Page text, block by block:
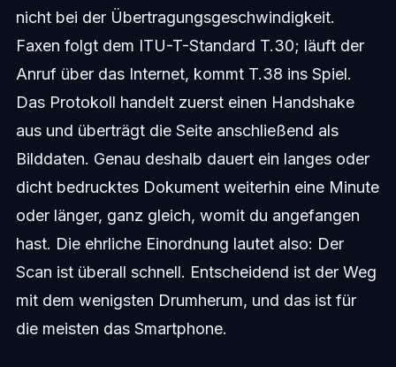
nicht bei der Übertragungsgeschwindigkeit.
Faxen folgt dem ITU-T-Standard T.30; läuft der
Anruf über das Internet, kommt T.38 ins Spiel.
Das Protokoll handelt zuerst einen Handshake
aus und überträgt die Seite anschließend als
Bilddaten. Genau deshalb dauert ein langes oder
dicht bedrucktes Dokument weiterhin eine Minute
oder länger, ganz gleich, womit du angefangen
hast. Die ehrliche Einordnung lautet also: Der
Scan ist überall schnell. Entscheidend ist der Weg
mit dem wenigsten Drumherum, und das ist für
die meisten das Smartphone.